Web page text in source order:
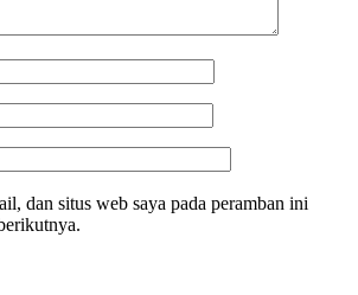
dan situs web saya pada peramban ini